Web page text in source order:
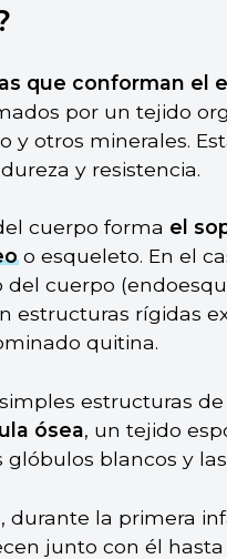
que conforman el
por un tejido
y otros minerales.
y resistencia.
cuerpo forma el
o esqueleto. En el
cuerpo
estructuras rígidas
quitina.
estructuras
ósea, un tejido
blancos y
la primera
junto con él